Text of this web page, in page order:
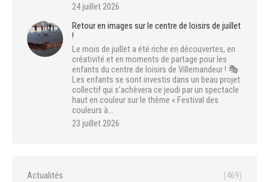
24 juillet 2026
Retour en images sur le centre de loisirs de juillet
!
Le mois de juillet a été riche en découvertes, en
créativité et en moments de partage pour les
enfants du centre de loisirs de Villemandeur ! 🎭
Les enfants se sont investis dans un beau projet
collectif qui s’achèvera ce jeudi par un spectacle
haut en couleur sur le thème « Festival des
couleurs à…
23 juillet 2026
Actualités
(469)